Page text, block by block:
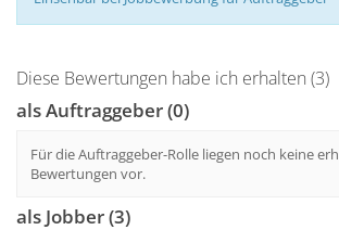
Diese Bewertungen habe ich erhalten (3)
als Auftraggeber (0)
Für die Auftraggeber-Rolle liegen noch keine
Bewertungen vor.
als Jobber (3)